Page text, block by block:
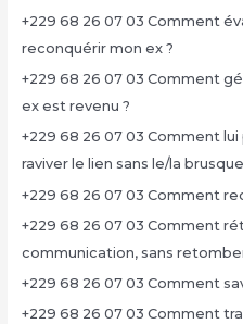
+229 68 26 07 03 Comment
reconquérir mon ex ?
+229 68 26 07 03 Comment
ex est revenu ?
+229 68 26 07 03 Comment
raviver le lien sans le/la
+229 68 26 07 03 Comment
+229 68 26 07 03 Comment
communication, sans
+229 68 26 07 03 Comment
+229 68 26 07 03 Comment